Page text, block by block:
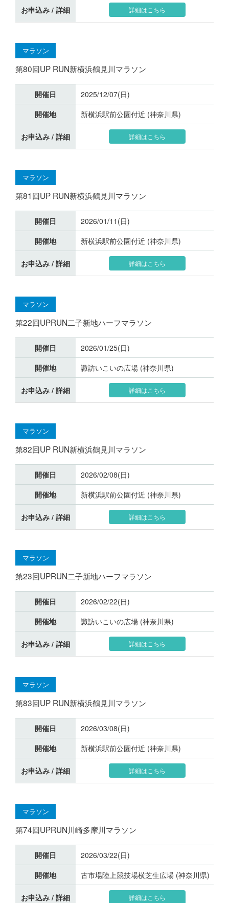
お申込み / 詳細 詳細はこちら
マラソン
第80回UP RUN新横浜鶴見川マラソン
開催日
2025/12/07(日)
開催地
新横浜駅前公園付近 (神奈川県)
お申込み / 詳細 詳細はこちら
マラソン
第81回UP RUN新横浜鶴見川マラソン
開催日
2026/01/11(日)
開催地
新横浜駅前公園付近 (神奈川県)
お申込み / 詳細 詳細はこちら
マラソン
第22回UPRUN二子新地ハーフマラソン
開催日
2026/01/25(日)
開催地
諏訪いこいの広場 (神奈川県)
お申込み / 詳細 詳細はこちら
マラソン
第82回UP RUN新横浜鶴見川マラソン
開催日
2026/02/08(日)
開催地
新横浜駅前公園付近 (神奈川県)
お申込み / 詳細 詳細はこちら
マラソン
第23回UPRUN二子新地ハーフマラソン
開催日
2026/02/22(日)
開催地
諏訪いこいの広場 (神奈川県)
お申込み / 詳細 詳細はこちら
マラソン
第83回UP RUN新横浜鶴見川マラソン
開催日
2026/03/08(日)
開催地
新横浜駅前公園付近 (神奈川県)
お申込み / 詳細 詳細はこちら
マラソン
第74回UPRUN川崎多摩川マラソン
開催日
2026/03/22(日)
開催地
古市場陸上競技場横芝生広場 (神奈川県)
お申込み / 詳細 詳細はこちら